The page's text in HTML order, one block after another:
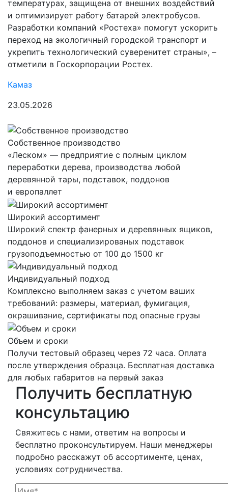
температурах, защищена от внешних воздействий
и оптимизирует работу батарей электробусов.
Разработки компаний «Ростеха» помогут ускорить
переход на экологичный городской транспорт и
укрепить технологический суверенитет страны», –
отметили в Госкорпорации Ростех.
Камаз
23.05.2026
Собственное производство
«Леском» — предприятие с полным циклом
переработки дерева, производства любой
деревянной тары, подставок, поддонов
и европаллет
Широкий ассортимент
Широкий спектр фанерных и деревянных ящиков,
поддонов и специализированых подставок
грузоподъемностью от 100 до 1500 кг
Индивидуальный подход
Комплексно выполняем заказ с учетом ваших
требований: размеры, материал, фумигация,
окрашивание, сертификаты под опасные грузы
Объем и сроки
Получи тестовый образец через 72 часа. Оплата
после утверждения образца. Бесплатная доставка
для любых габаритов на первый заказ
Получить бесплатную
консультацию
Свяжитесь с нами, ответим на вопросы и
бесплатно проконсультируем. Наши менеджеры
подробно расскажут об ассортименте, ценах,
условиях сотрудничества.